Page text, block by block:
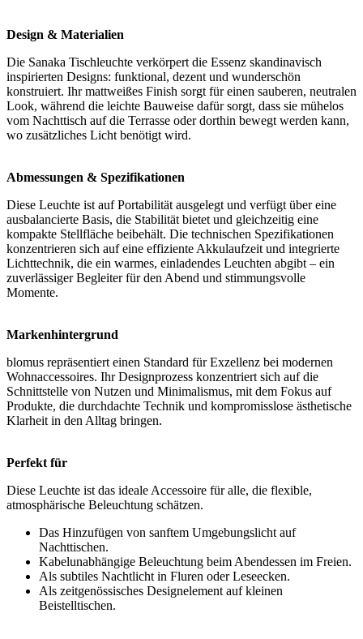
Design & Materialien
Die Sanaka Tischleuchte verkörpert die Essenz skandinavisch
inspirierten Designs: funktional, dezent und wunderschön
konstruiert. Ihr mattweißes Finish sorgt für einen sauberen, neutralen
Look, während die leichte Bauweise dafür sorgt, dass sie mühelos
vom Nachttisch auf die Terrasse oder dorthin bewegt werden kann,
wo zusätzliches Licht benötigt wird.
Abmessungen & Spezifikationen
Diese Leuchte ist auf Portabilität ausgelegt und verfügt über eine
ausbalancierte Basis, die Stabilität bietet und gleichzeitig eine
kompakte Stellfläche beibehält. Die technischen Spezifikationen
konzentrieren sich auf eine effiziente Akkulaufzeit und integrierte
Lichttechnik, die ein warmes, einladendes Leuchten abgibt – ein
zuverlässiger Begleiter für den Abend und stimmungsvolle
Momente.
Markenhintergrund
blomus repräsentiert einen Standard für Exzellenz bei modernen
Wohnaccessoires. Ihr Designprozess konzentriert sich auf die
Schnittstelle von Nutzen und Minimalismus, mit dem Fokus auf
Produkte, die durchdachte Technik und kompromisslose ästhetische
Klarheit in den Alltag bringen.
Perfekt für
Diese Leuchte ist das ideale Accessoire für alle, die flexible,
atmosphärische Beleuchtung schätzen.
Das Hinzufügen von sanftem Umgebungslicht auf
Nachttischen.
Kabelunabhängige Beleuchtung beim Abendessen im Freien.
Als subtiles Nachtlicht in Fluren oder Leseecken.
Als zeitgenössisches Designelement auf kleinen
Beistelltischen.